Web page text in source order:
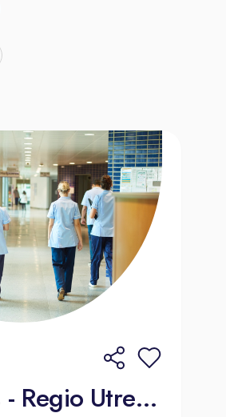
Bedrijfsarts - Regio Utrecht